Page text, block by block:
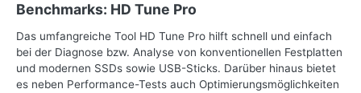
Benchmarks: HD Tune Pro
Das umfangreiche Tool HD Tune Pro hilft schnell und einfach
bei der Diagnose bzw. Analyse von konventionellen Festplatten
und modernen SSDs sowie USB-Sticks. Darüber hinaus bietet
es neben Performance-Tests auch Optimierungsmöglichkeiten